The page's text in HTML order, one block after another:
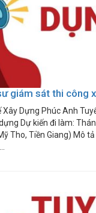
giám sát thi công
Xây Dựng Phúc Anh
Dự kiến đi làm:
Tho, Tiền Giang) Mô tả